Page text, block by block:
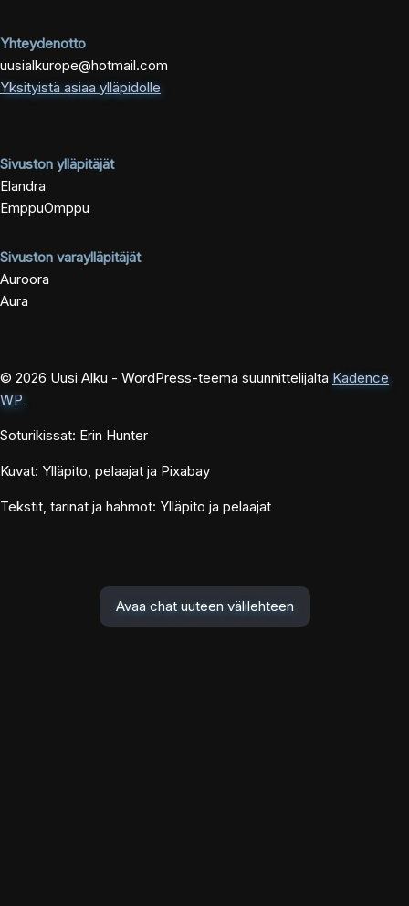
Yhteydenotto
uusialkurope@hotmail.com
Yksityistä asiaa ylläpidolle
Sivuston ylläpitäjät
Elandra
EmppuOmppu
Sivuston varaylläpitäjät
Auroora
Aura
© 2026 Uusi Alku - WordPress-teema suunnittelijalta Kadence
WP
Soturikissat: Erin Hunter
Kuvat: Ylläpito, pelaajat ja Pixabay
Tekstit, tarinat ja hahmot: Ylläpito ja pelaajat
Avaa chat uuteen välilehteen